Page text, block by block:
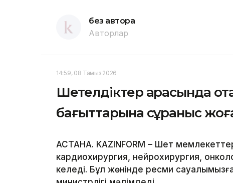
без автора
Авторлар
14:59, 08 Тамыз 2026
Шетелдіктер арасында
бағыттарына сұраныс
АСТАНА. KAZINFORM – Шет
кардиохирургия, нейрохирургия,
келеді. Бұл жөнінде ресми